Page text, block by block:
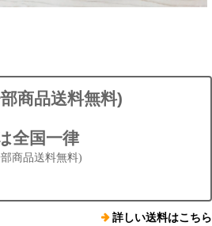
商品送料無料)
全国一律
商品送料無料)
詳しい送料はこちら